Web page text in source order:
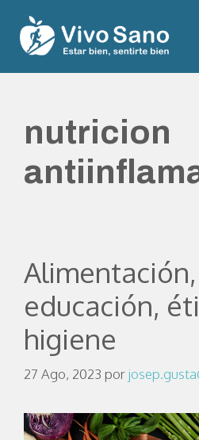
nutricion
Alimentación,
educación,
higiene
27 Ago, 2023 por